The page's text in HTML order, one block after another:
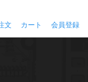
文 カート 会員登録